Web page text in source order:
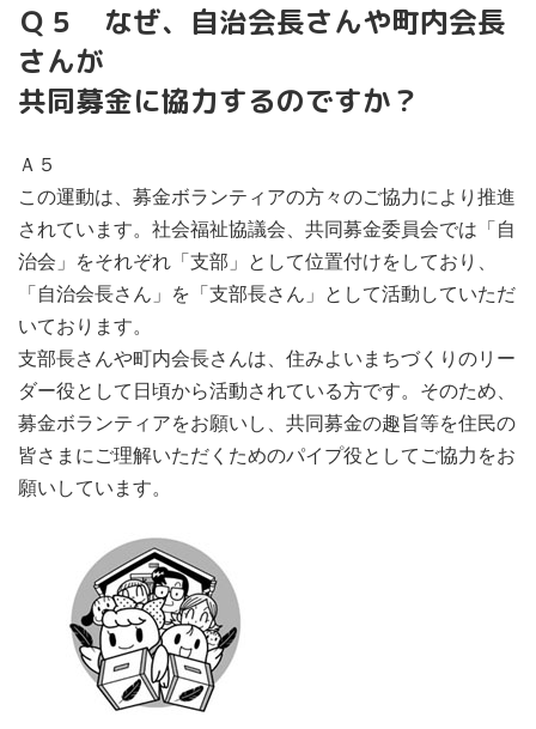
Ｑ５ なぜ、自治会長さんや町内会長
さんが
共同募金に協力するのですか？
Ａ５
この運動は、募金ボランティアの方々のご協力により推進
されています。社会福祉協議会、共同募金委員会では「自
治会」をそれぞれ「支部」として位置付けをしており、
「自治会長さん」を「支部長さん」として活動していただ
いております。
支部長さんや町内会長さんは、住みよいまちづくりのリー
ダー役として日頃から活動されている方です。そのため、
募金ボランティアをお願いし、共同募金の趣旨等を住民の
皆さまにご理解いただくためのパイプ役としてご協力をお
願いしています。